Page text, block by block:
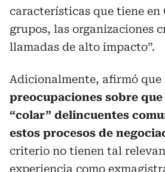
características que tiene en
grupos, las organizaciones
llamadas de alto impacto”.
Adicionalmente, afirmó que
preocupaciones sobre que
“colar” delincuentes
estos procesos de
criterio no tienen tal
experiencia como